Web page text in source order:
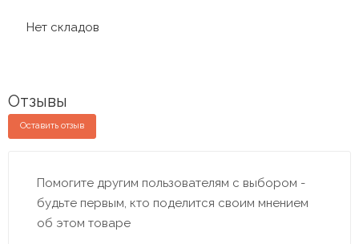
Нет складов
Отзывы
Оставить отзыв
Помогите другим пользователям с выбором -
будьте первым, кто поделится своим мнением
об этом товаре